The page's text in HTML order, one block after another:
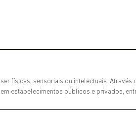
físicas, sensoriais ou intelectuais. Através
estabelecimentos públicos e privados,